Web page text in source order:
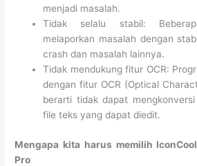
menjadi masalah.
Tidak selalu stabil:
melaporkan masalah dengan
crash dan masalah lainnya.
Tidak mendukung fitur OCR:
dengan fitur OCR (Optical
berarti tidak dapat
file teks yang dapat diedit.
Mengapa kita harus memilih
Pro